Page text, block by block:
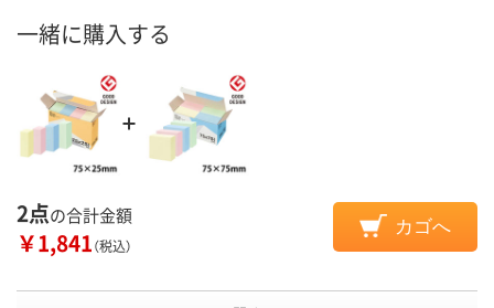
一緒に購入する
2点の合計金額
￥1,841（税込）
カゴへ